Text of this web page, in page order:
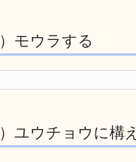
モウラする
ユウチョウに構